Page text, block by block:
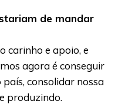
de mandar
carinho e apoio, e
agora é conseguir
consolidar nossa
produzindo.